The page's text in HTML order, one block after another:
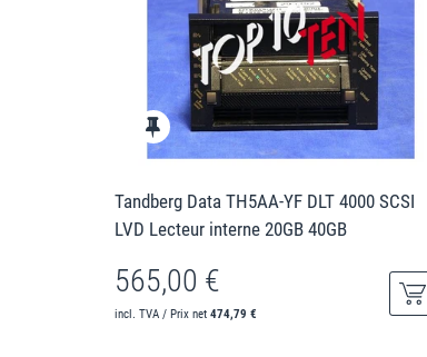
Tandberg Data TH5AA-YF DLT 4000 SCSI
LVD Lecteur interne 20GB 40GB
565,00 €
incl. TVA / Prix net 474,79 €